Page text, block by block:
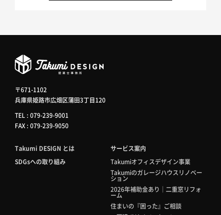
〒671-1102
兵庫県姫路市広畑区蒲田3丁目120
TEL : 079-239-9001
FAX : 079-239-9050
Takumi DESIGN とは
SDGsへの取り組み
サービス案内
Takumiオフィスデザイン事業
Takumiのガレージハウスリノベー
ション
2026年補助金あり｜二重窓リフォ
ーム
住まいの『困った』ご相談